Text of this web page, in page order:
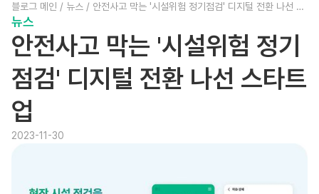
블로그 메인 / 뉴스 / 안전사고 막는 '시설위험 정기점검' 디지털 전환 나선 스
뉴스
안전사고 막는 '시설위험 정기
점검' 디지털 전환 나선 스타트
업
2023-11-30